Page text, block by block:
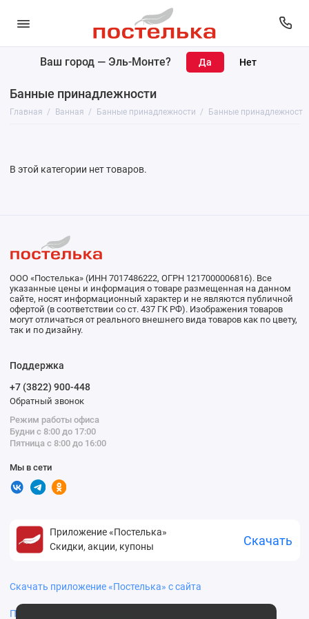
Ваш город — Эль-Монте?
Банные принадлежности
Главная Ванная Банные принадлежности Банные принадлежности
Полотенца
Покрывала
В этой категории нет товаров.
ООО «Постелька» (ИНН 7017486222, ОГРН 1217000006816). Все
указанные цены и информация о товаре размещенная на данном
сайте, носят информационный характер и не являются публичной
офертой (в соответствии со ст. 437 ГК РФ). Изображения товаров
могут отличаться от реального внешнего вида товаров как по цвету,
так и по дизайну.
Поддержка
+7 (3822) 900-448
Обратный звонок
Режим работы офиса
Будни с 8:00 до 17:00
Пятница с 8:00 до 16:00
Мы в сети
Приложение «Постелька»
Скидки, акции, купоны
Скачать
Скачать приложение «Постелька» с сайта
Политика конфиденциальности